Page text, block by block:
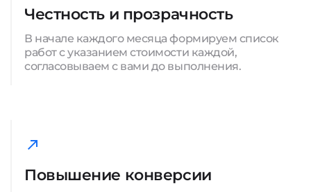
Честность и прозрачность
В начале каждого месяца формируем список
работ с указанием стоимости каждой,
согласовываем с вами до выполнения.
Повышение конверсии